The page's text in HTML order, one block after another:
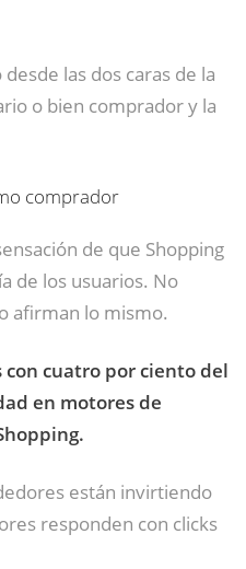
las dos caras de la
o bien comprador y la
comprador
de que Shopping
de los usuarios. No
afirman lo mismo.
con cuatro por ciento del
en motores de
están invirtiendo
responden con clicks